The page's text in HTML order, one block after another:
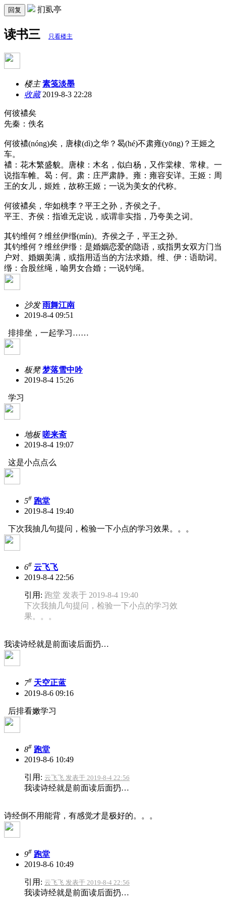
回复 扪虱亭
读书三 只看楼主
楼主 素笺淡墨
收藏2019-8-3 22:28
何彼襛矣
先秦：佚名
何彼襛(nóng)矣，唐棣(dì)之华？曷(hé)不肃雍(yōng)？王姬之
车。
襛：花木繁盛貌。唐棣：木名，似白杨，又作棠棣、常棣。一
说指车帷。曷：何。肃：庄严肃静。雍：雍容安详。王姬：周
王的女儿，姬姓，故称王姬；一说为美女的代称。
何彼襛矣，华如桃李？平王之孙，齐侯之子。
平王、齐侯：指谁无定说，或谓非实指，乃夸美之词。
其钓维何？维丝伊缗(mín)。齐侯之子，平王之孙。
其钓维何？维丝伊缗：是婚姻恋爱的隐语，或指男女双方门当
户对、婚姻美满，或指用适当的方法求婚。维、伊：语助词。
缗：合股丝绳，喻男女合婚；一说钓绳。
沙发 雨舞江南
2019-8-4 09:51
排排坐，一起学习……
板凳 梦落雪中吟
2019-8-4 15:26
学习
地板 嗟来斋
2019-8-4 19:07
这是小点点么
5# 跑堂
2019-8-4 19:40
下次我抽几句提问，检验一下小点的学习效果。。。
6# 云飞飞
2019-8-4 22:56
引用: 跑堂 发表于 2019-8-4 19:40
下次我抽几句提问，检验一下小点的学习效
果。。。
我读诗经就是前面读后面扔…
7# 天空正蓝
2019-8-6 09:16
后排看嫩学习
8# 跑堂
2019-8-6 10:49
引用: 云飞飞 发表于 2019-8-4 22:56
我读诗经就是前面读后面扔…
诗经倒不用能背，有感觉才是极好的。。。
9# 跑堂
2019-8-6 10:49
引用: 云飞飞 发表于 2019-8-4 22:56
我读诗经就是前面读后面扔…